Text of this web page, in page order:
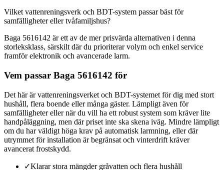
Vilket vattenreningsverk och BDT-system passar bäst för
samfälligheter eller tvåfamiljshus?
Baga 5616142 är ett av de mer prisvärda alternativen i denna
storleksklass, särskilt där du prioriterar volym och enkel service
framför elektronik och avancerade larm.
Vem passar Baga 5616142 för
Det här är vattenreningsverket och BDT-systemet för dig med stort
hushåll, flera boende eller många gäster. Lämpligt även för
samfälligheter eller när du vill ha ett robust system som kräver lite
handpåläggning, men där priset inte ska skena iväg. Mindre lämpligt
om du har väldigt höga krav på automatisk larmning, eller där
utrymmet för installation är begränsat och vinterdrift kräver
avancerat frostskydd.
✓Klarar stora mängder gråvatten och flera hushåll